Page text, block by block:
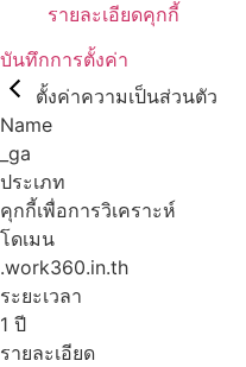
รายละเอียดคุกกี้
บันทึกการตั้งค่า
ตั้งค่าความเป็นส่วนตัว
Name
_ga
ประเภท
คุกกี้เพื่อการวิเคราะห์
โดเมน
.work360.in.th
ระยะเวลา
1 ปี
รายละเอียด